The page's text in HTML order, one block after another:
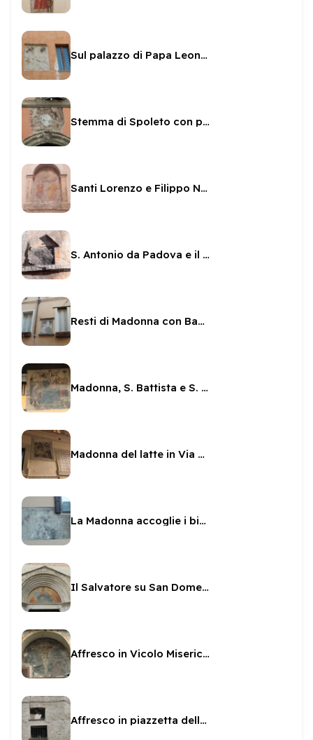
Sul palazzo di Papa Leone XII
Stemma di Spoleto con putti
Santi Lorenzo e Filippo Neri
S. Antonio da Padova e il cuore raggiante
Resti di Madonna con Bambino
Madonna, S. Battista e S. Bartolomeo, in Via Salara
Madonna del latte in Via Salara
La Madonna accoglie i bisognosi
Il Salvatore su San Domenico
Affresco in Vicolo Misericordia
Affresco in piazzetta della Basilica